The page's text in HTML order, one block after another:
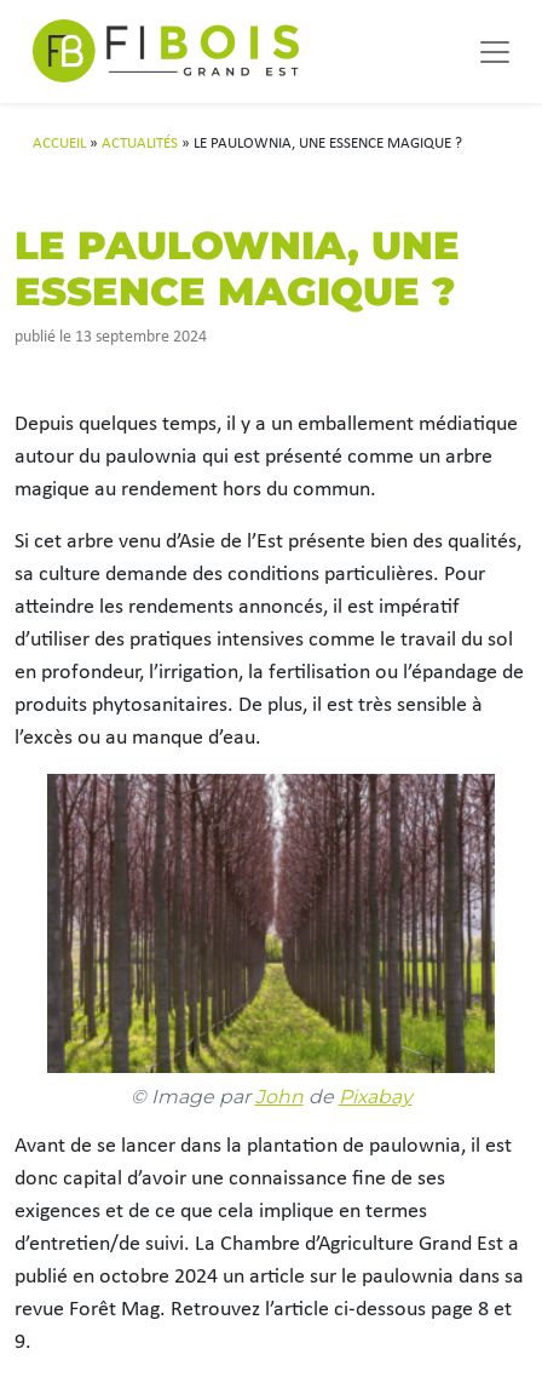
Navigation principale
ACCUEIL» ACTUALITÉS » LE PAULOWNIA, UNE ESSENCE MAGIQUE ?
LE PAULOWNIA, UNE
ESSENCE MAGIQUE ?
publié le 13 septembre 2024
Depuis quelques temps, il y a un emballement médiatique
autour du paulownia qui est présenté comme un arbre
magique au rendement hors du commun.
Si cet arbre venu d’Asie de l’Est présente bien des qualités,
sa culture demande des conditions particulières. Pour
atteindre les rendements annoncés, il est impératif
d’utiliser des pratiques intensives comme le travail du sol
en profondeur, l’irrigation, la fertilisation ou l’épandage de
produits phytosanitaires. De plus, il est très sensible à
l’excès ou au manque d’eau.
© Image parJohnde Pixabay
Avant de se lancer dans la plantation de paulownia, il est
donc capital d’avoir une connaissance fine de ses
exigences et de ce que cela implique en termes
d’entretien/de suivi. La Chambre d’Agriculture Grand Est a
publié en octobre 2024 un article sur le paulownia dans sa
revue Forêt Mag. Retrouvez l’article ci-dessous page 8 et
9.